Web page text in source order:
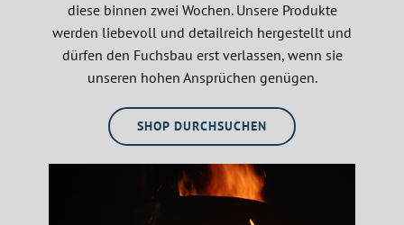
diese binnen zwei Wochen. Unsere Produkte
werden liebevoll und detailreich hergestellt und
dürfen den Fuchsbau erst verlassen, wenn sie
unseren hohen Ansprüchen genügen.
SHOP DURCHSUCHEN